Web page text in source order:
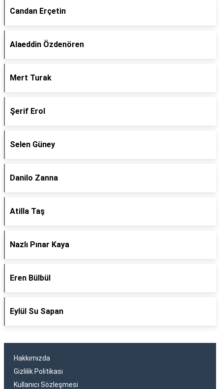
Candan Erçetin
Alaeddin Özdenören
Mert Turak
Şerif Erol
Selen Güney
Danilo Zanna
Atilla Taş
Nazlı Pınar Kaya
Eren Bülbül
Eylül Su Sapan
Hakkımızda
Gizlilik Politikası
Kullanıcı Sözleşmesi